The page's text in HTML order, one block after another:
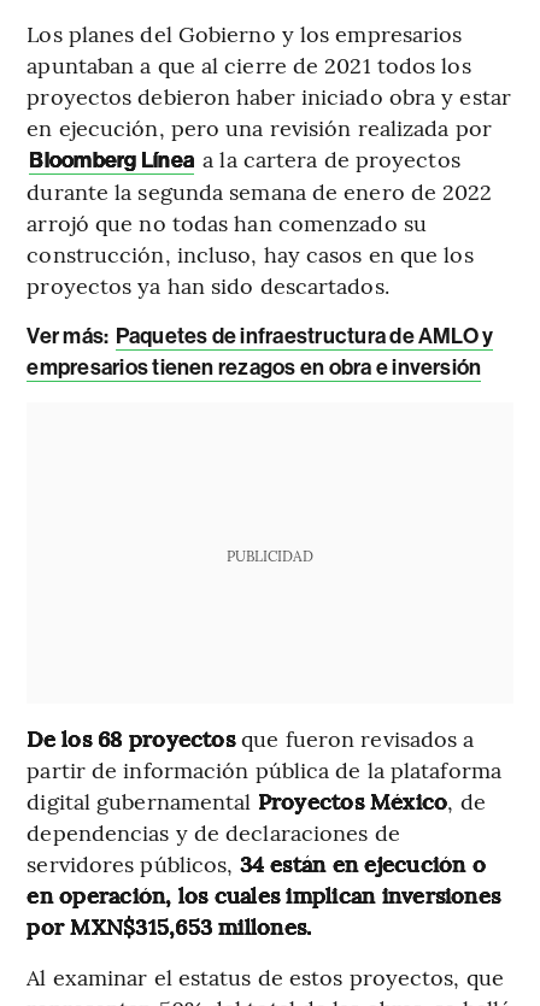
Los planes del Gobierno y los empresarios
apuntaban a que al cierre de 2021 todos los
proyectos debieron haber iniciado obra y estar
en ejecución, pero una revisión realizada por
Bloomberg Línea a la cartera de proyectos
durante la segunda semana de enero de 2022
arrojó que no todas han comenzado su
construcción, incluso, hay casos en que los
proyectos ya han sido descartados.
Ver más: Paquetes de infraestructura de AMLO y
empresarios tienen rezagos en obra e inversión
PUBLICIDAD
De los 68 proyectosque fueron revisados a
partir de información pública de la plataforma
digital gubernamental Proyectos México, de
dependencias y de declaraciones de
servidores públicos, 34 están en ejecución o
en operación, los cuales implican inversiones
por MXN$315,653 millones.
Al examinar el estatus de estos proyectos, que